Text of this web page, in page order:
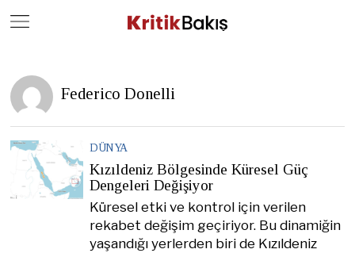
Federico Donelli
DÜNYA
Kızıldeniz Bölgesinde Küresel Güç
Dengeleri Değişiyor
Küresel etki ve kontrol için verilen
rekabet değişim geçiriyor. Bu dinamiğin
yaşandığı yerlerden biri de Kızıldeniz